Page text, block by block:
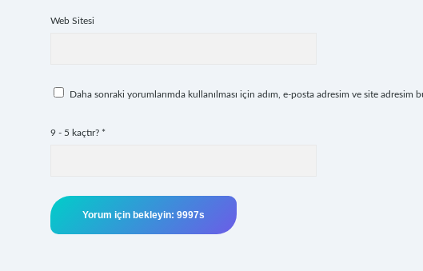
Web Sitesi
Daha sonraki yorumlarımda kullanılması için adım, e-posta adresim ve site adresim
9 - 5 kaçtır? *